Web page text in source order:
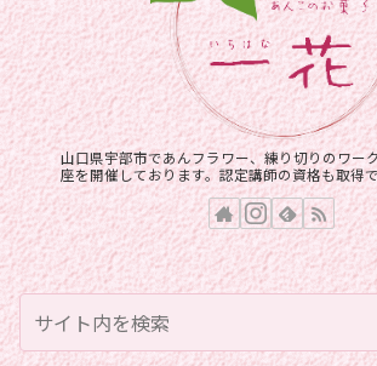
山口県宇部市であんフラワー、練り切りのワー
座を開催しております。認定講師の資格も取得